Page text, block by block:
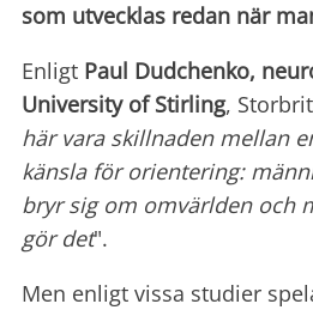
som utvecklas redan när
Enligt Paul Dudchenko,
University of Stirling,
här vara skillnaden mellan
känsla för orientering:
bryr sig om omvärlden och
gör det".
Men enligt vissa studier